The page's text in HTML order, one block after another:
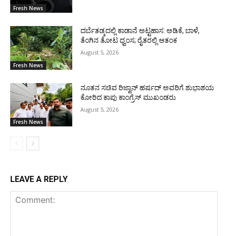
Fresh News
Fresh News
ದರ್ಬೆತಡ್ಕದಲ್ಲಿ ಕಾಡಾನೆ ಅಟ್ಟಹಾಸ: ಅಡಿಕೆ, ಬಾಳೆ,
ತೆಂಗಿನ ತೋಟ ಧ್ವಂಸ; ರೈತರಲ್ಲಿ ಆತಂಕ
August 5, 2026
Fresh News
ನೂತನ ಸಚಿವ ರಿಜ್ವಾನ್ ಹರ್ಷದ್ ಅವರಿಗೆ ಶುಭಾಶಯ
ಕೋರಿದ ಕಾಪು ಕಾಂಗ್ರೆಸ್ ಮುಖಂಡರು
August 5, 2026
LEAVE A REPLY